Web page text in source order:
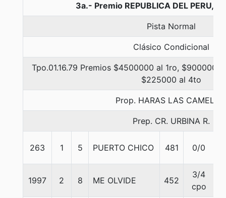
3a.- Premio REPUBLICA DEL PERU,
Pista Normal
Clásico Condicional
Tpo.01.16.79 Premios $4500000 al 1ro, $900000
$225000 al 4to
Prop. HARAS LAS
Prep. CR. URBINA R.
263 1 5 PUERTO CHICO 481 0/0
1997 2 8 ME OLVIDE 452
3/4
cpo